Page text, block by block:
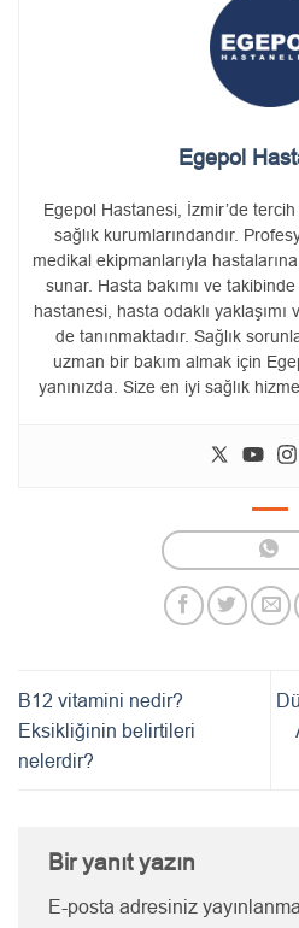
Egepol
Egepol Hastanesi, İzmir’de
sağlık kurumlarındandır.
medikal ekipmanlarıyla
sunar. Hasta bakımı ve
hastanesi, hasta odaklı yaklaşımı
de tanınmaktadır. Sağlık
uzman bir bakım almak için
yanınızda. Size en iyi sağlık
B12 vitamini nedir?
Eksikliğinin belirtileri
nelerdir?
Bir yanıt yazın
E-posta adresiniz